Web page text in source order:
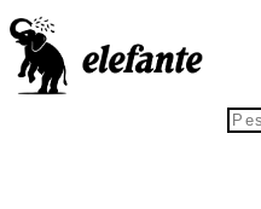
13 de março de 2023
Elefante de cara
Passaram-se três